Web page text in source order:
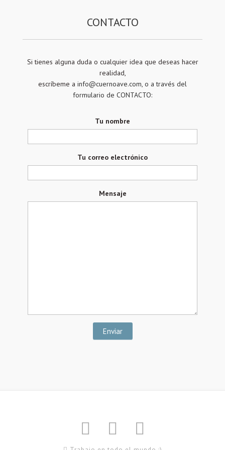
CONTACTO
Si tienes alguna duda o cualquier idea que deseas hacer
realidad,
escríbeme a info@cuernoave.com, o a través del
formulario de CONTACTO:
Tu nombre
Tu correo electrónico
Mensaje
Enviar